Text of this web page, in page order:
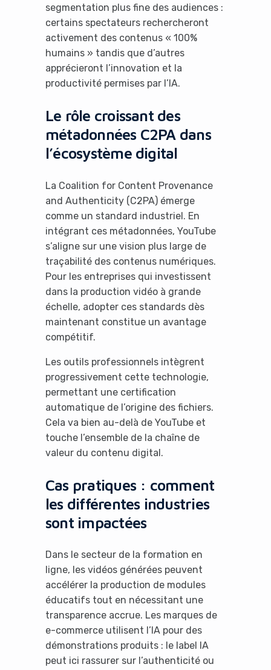
segmentation plus fine des audiences :
certains spectateurs rechercheront
activement des contenus « 100%
humains » tandis que d’autres
apprécieront l’innovation et la
productivité permises par l’IA.
Le rôle croissant des
métadonnées C2PA dans
l’écosystème digital
La Coalition for Content Provenance
and Authenticity (C2PA) émerge
comme un standard industriel. En
intégrant ces métadonnées, YouTube
s’aligne sur une vision plus large de
traçabilité des contenus numériques.
Pour les entreprises qui investissent
dans la production vidéo à grande
échelle, adopter ces standards dès
maintenant constitue un avantage
compétitif.
Les outils professionnels intègrent
progressivement cette technologie,
permettant une certification
automatique de l’origine des fichiers.
Cela va bien au-delà de YouTube et
touche l’ensemble de la chaîne de
valeur du contenu digital.
Cas pratiques : comment
les différentes industries
sont impactées
Dans le secteur de la formation en
ligne, les vidéos générées peuvent
accélérer la production de modules
éducatifs tout en nécessitant une
transparence accrue. Les marques de
e-commerce utilisent l’IA pour des
démonstrations produits : le label IA
peut ici rassurer sur l’authenticité ou
It looks like you're
using an ad-blocker!
Yes, I will turn off Ad-Blocker